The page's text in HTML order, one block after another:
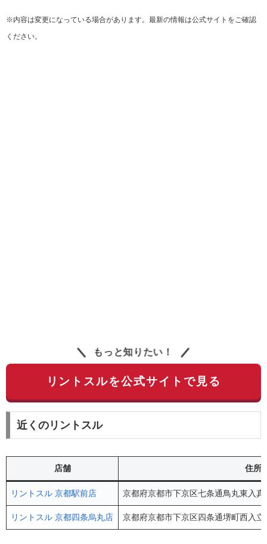
※内容は変更になっている場合があります。最新の情報は公式サイトをご確認
ください。
もっと知りたい！
リントスルを公式サイトで見る
近くのリントスル
店舗 住所
リントスル 京都駅前店 京都府京都市下京区七条通鳥丸東入
リントスル 京都四条烏丸店 京都府京都市下京区四条通堺町西入